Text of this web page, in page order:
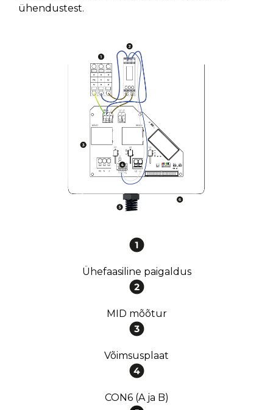
ühendustest.
Ühefaasiline paigaldus
MID mõõtur
Võimsusplaat
CON6 (A ja B)